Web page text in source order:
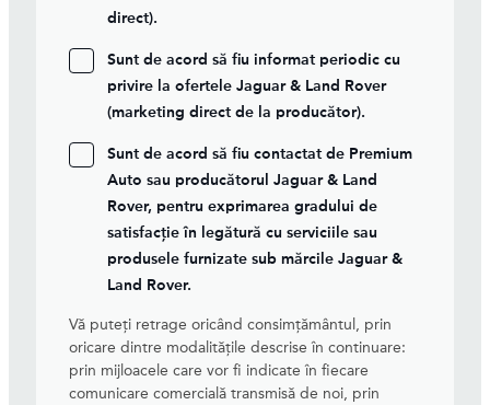
direct).
Sunt de acord să fiu informat periodic cu
privire la ofertele Jaguar & Land Rover
(marketing direct de la producător).
Sunt de acord să fiu contactat de Premium
Auto sau producătorul Jaguar & Land
Rover, pentru exprimarea gradului de
satisfacție în legătură cu serviciile sau
produsele furnizate sub mărcile Jaguar &
Land Rover.
Vă puteți retrage oricând consimțământul, prin
oricare dintre modalitățile descrise în continuare:
prin mijloacele care vor fi indicate în fiecare
comunicare comercială transmisă de noi, prin